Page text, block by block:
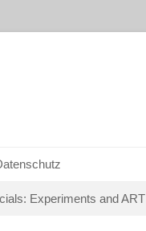
Experiments and ART